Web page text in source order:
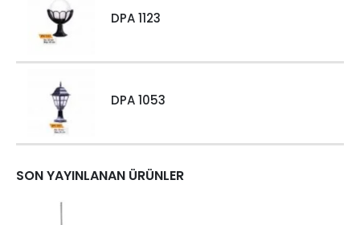
DPA 1123
DPA 1053
SON YAYINLANAN ÜRÜNLER